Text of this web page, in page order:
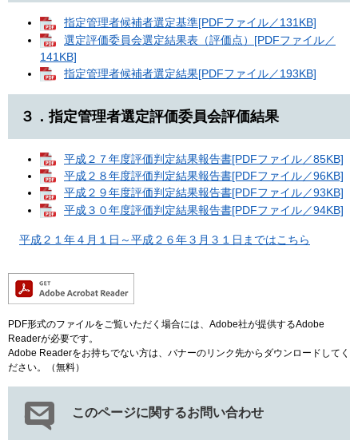
指定管理者候補者選定基準[PDFファイル／131KB]
選定評価委員会選定結果表（評価点）[PDFファイル／
141KB]
指定管理者候補者選定結果[PDFファイル／193KB]
３．指定管理者選定評価委員会評価結果
平成２７年度評価判定結果報告書[PDFファイル／85KB]
平成２８年度評価判定結果報告書[PDFファイル／96KB]
平成２９年度評価判定結果報告書[PDFファイル／93KB]
平成３０年度評価判定結果報告書[PDFファイル／94KB]
平成２１年４月１日～平成２６年３月３１日まではこちら
PDF形式のファイルをご覧いただく場合には、Adobe社が提供するAdobe
Readerが必要です。
Adobe Readerをお持ちでない方は、バナーのリンク先からダウンロードしてく
ださい。（無料）
このページに関するお問い合わせ